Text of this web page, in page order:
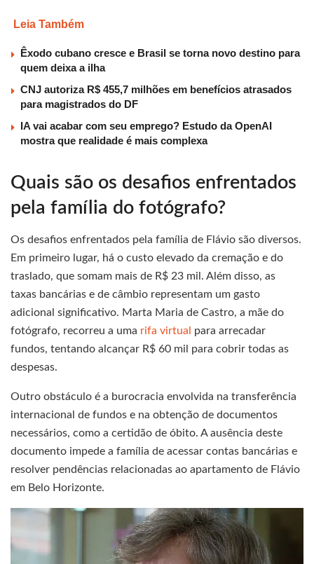
Leia Também
Êxodo cubano cresce e Brasil se torna novo destino para
quem deixa a ilha
CNJ autoriza R$ 455,7 milhões em benefícios atrasados
para magistrados do DF
IA vai acabar com seu emprego? Estudo da OpenAI
mostra que realidade é mais complexa
Quais são os desafios enfrentados
pela família do fotógrafo?
Os desafios enfrentados pela família de Flávio são diversos.
Em primeiro lugar, há o custo elevado da cremação e do
traslado, que somam mais de R$ 23 mil. Além disso, as
taxas bancárias e de câmbio representam um gasto
adicional significativo. Marta Maria de Castro, a mãe do
fotógrafo, recorreu a uma rifa virtual para arrecadar
fundos, tentando alcançar R$ 60 mil para cobrir todas as
despesas.
Outro obstáculo é a burocracia envolvida na transferência
internacional de fundos e na obtenção de documentos
necessários, como a certidão de óbito. A ausência deste
documento impede a família de acessar contas bancárias e
resolver pendências relacionadas ao apartamento de Flávio
em Belo Horizonte.